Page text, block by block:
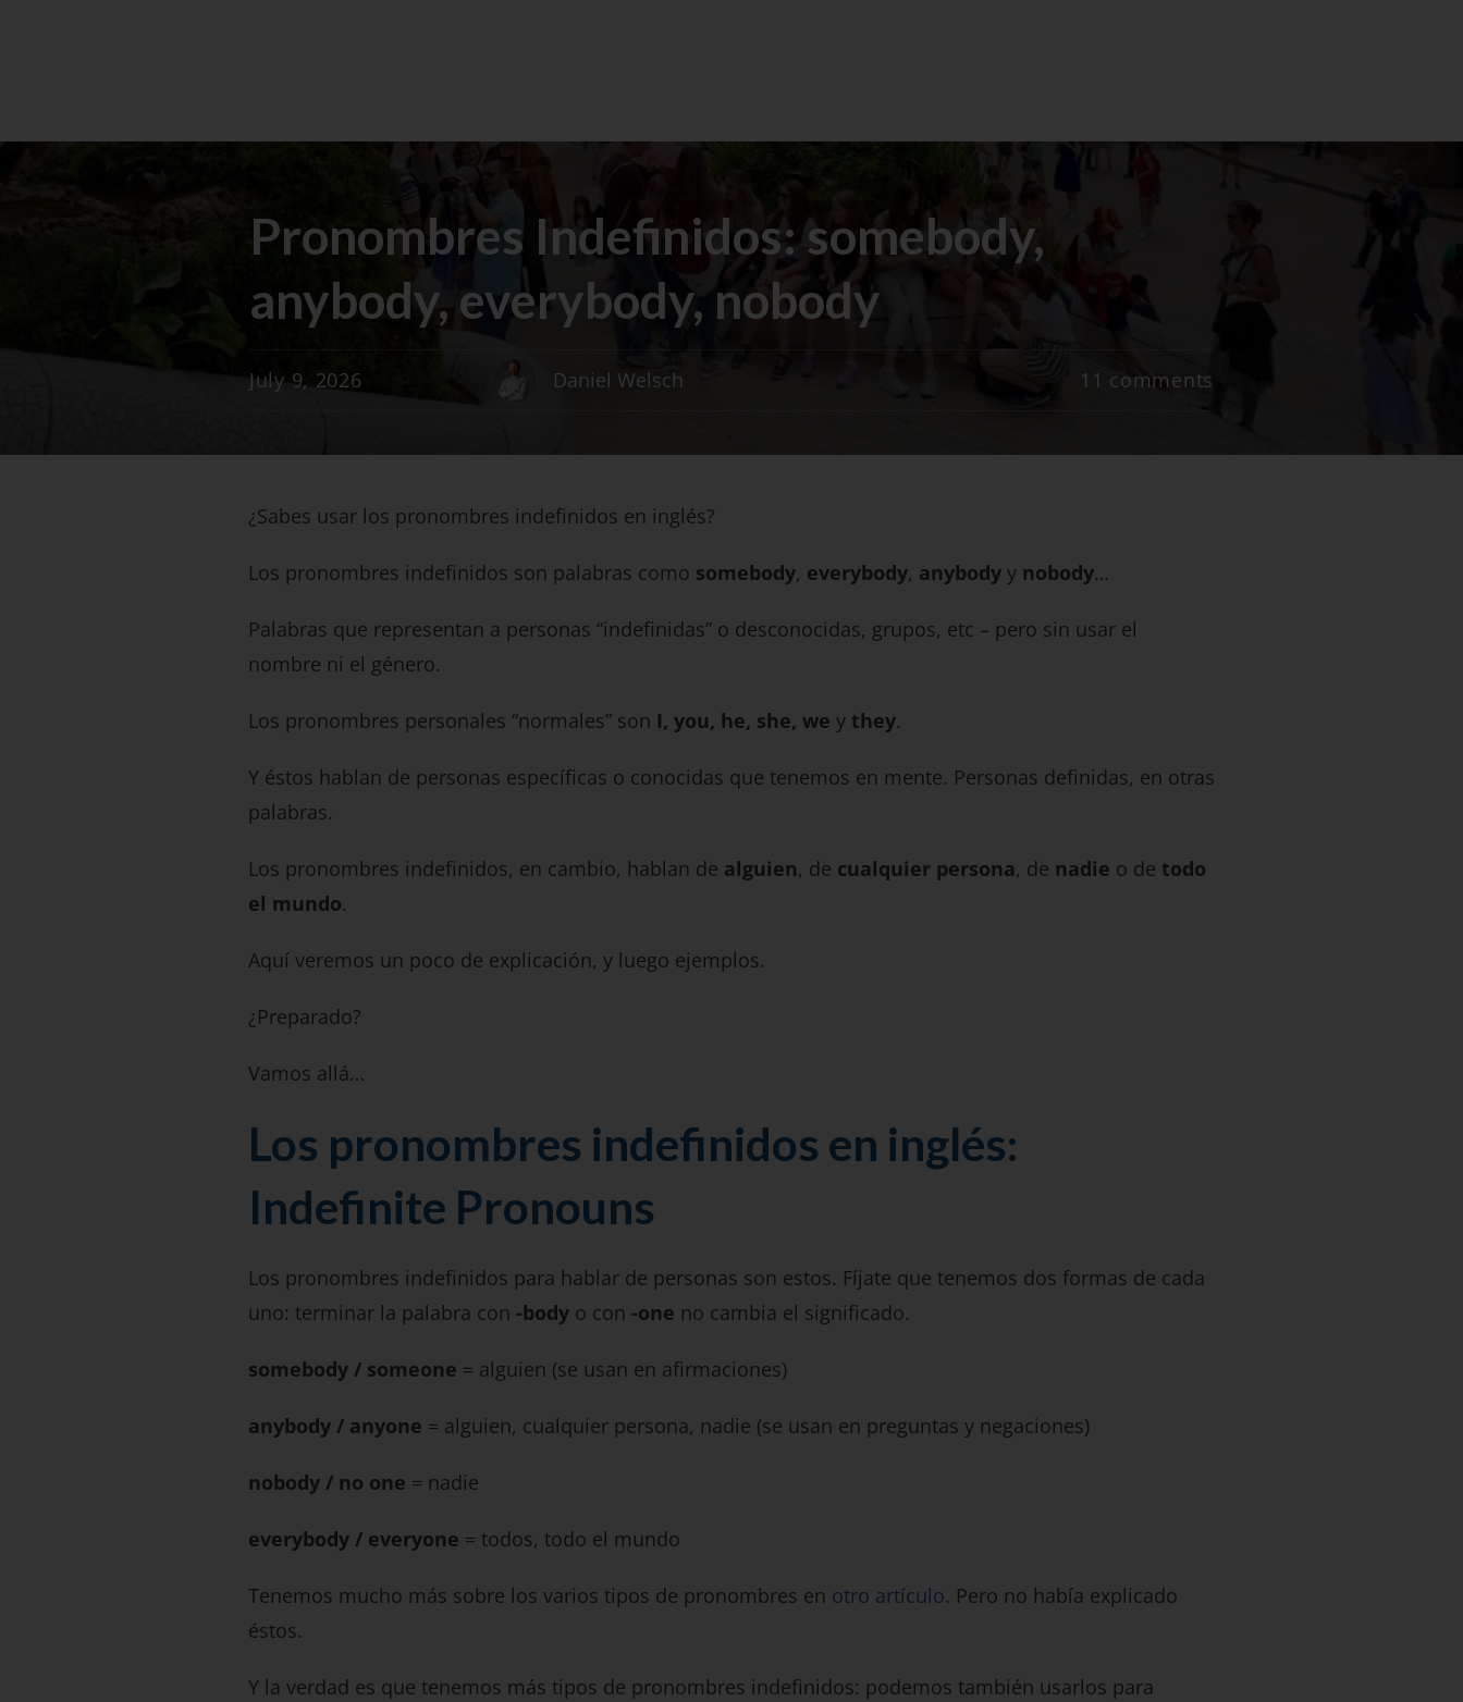
Pronombres Indefinidos: somebody,
anybody, everybody, nobody
July 9, 2026 Daniel Welsch 11 comments
¿Sabes usar los pronombres indefinidos en inglés?
Los pronombres indefinidos son palabras como somebody, everybody, anybody y nobody…
Palabras que representan a personas “indefinidas” o desconocidas, grupos, etc – pero sin usar el
nombre ni el género.
Los pronombres personales “normales” son I, you, he, she, we y they.
Y éstos hablan de personas específicas o conocidas que tenemos en mente. Personas definidas, en otras
palabras.
Los pronombres indefinidos, en cambio, hablan de alguien, de cualquier persona, de nadie o de todo
el mundo.
Aquí veremos un poco de explicación, y luego ejemplos.
¿Preparado?
Vamos allá…
Los pronombres indefinidos en inglés:
Indefinite Pronouns
Los pronombres indefinidos para hablar de personas son estos. Fíjate que tenemos dos formas de cada
uno: terminar la palabra con -body o con -one no cambia el significado.
somebody / someone = alguien (se usan en afirmaciones)
anybody / anyone = alguien, cualquier persona, nadie (se usan en preguntas y negaciones)
nobody / no one = nadie
everybody / everyone = todos, todo el mundo
Tenemos mucho más sobre los varios tipos de pronombres en otro artículo. Pero no había explicado
éstos.
Y la verdad es que tenemos más tipos de pronombres indefinidos: podemos también usarlos para